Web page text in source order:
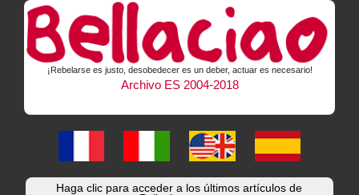
¡Rebelarse es justo, desobedecer es un deber, actuar es necesario!
Archivo ES 2004-2018
Haga clic para acceder a los últimos artículos de